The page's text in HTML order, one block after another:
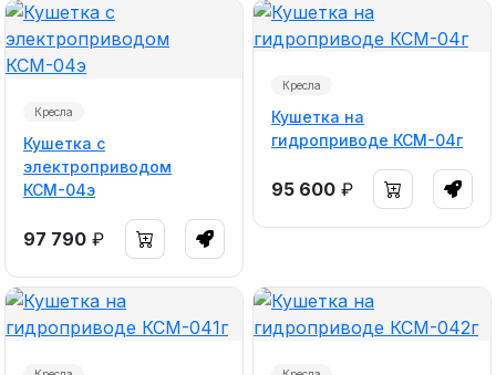
Кресла
Кушетка с
электроприводом
КСМ-04э
97 790 ₽
Кресла
Кушетка на
гидроприводе КСМ-04г
95 600 ₽